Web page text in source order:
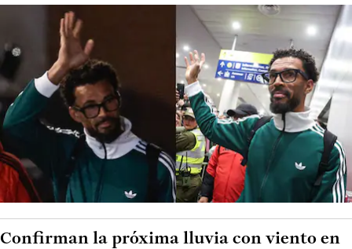
Confirman la próxima lluvia con viento en